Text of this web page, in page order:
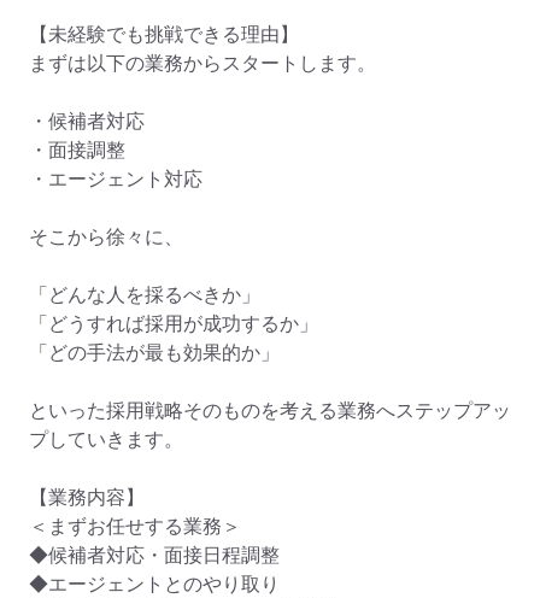
【未経験でも挑戦できる理由】
まずは以下の業務からスタートします。
・候補者対応
・面接調整
・エージェント対応
そこから徐々に、
「どんな人を採るべきか」
「どうすれば採用が成功するか」
「どの手法が最も効果的か」
といった採用戦略そのものを考える業務へステップアッ
プしていきます。
【業務内容】
＜まずお任せする業務＞
◆候補者対応・面接日程調整
◆エージェントとのやり取り